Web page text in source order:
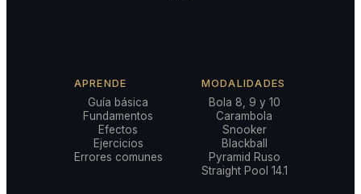
APRENDE
Guía básica
Fundamentos
Efectos
Ejercicios
Errores comunes
MODALIDADES
Bola 8, 9 y 10
Carambola
Snooker
Blackball
Pyramid Ruso
Straight Pool 14.1